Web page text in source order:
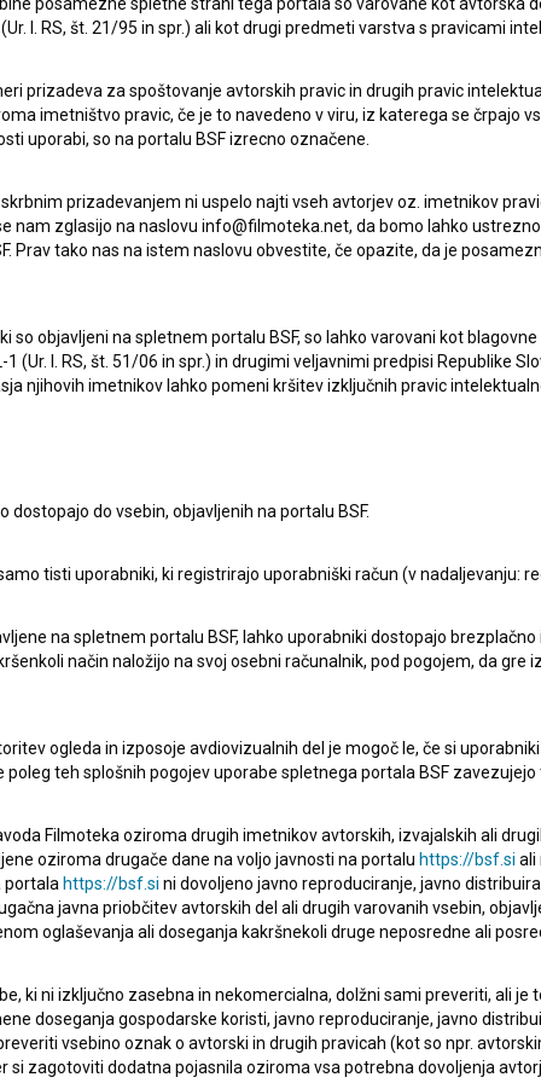
Oglejte si
Hello! (2017)
l. RS, št. 21/95 in spr.) ali kot drugi predmeti varstva s pravicami
prizadeva za spoštovanje avtorskih pravic in drugih pravic
imetništvo pravic, če je to navedeno v viru, iz katerega se črpajo
uporabi, so na portalu BSF izrecno označene.
prizadevanjem ni uspelo najti vseh avtorjev oz. imetnikov
nam zglasijo na naslovu info@filmoteka.net, da bomo lahko
Prav tako nas na istem naslovu obvestite, če opazite, da je
so objavljeni na spletnem portalu BSF, so lahko varovani kot
(Ur. l. RS, št. 51/06 in spr.) in drugimi veljavnimi predpisi Republike
njihovih imetnikov lahko pomeni kršitev izključnih pravic
dostopajo do vsebin, objavljenih na portalu BSF.
tisti uporabniki, ki registrirajo uporabniški račun (v nadaljevanju:
na spletnem portalu BSF, lahko uporabniki dostopajo
način naložijo na svoj osebni računalnik, pod pogojem, da gre
ogleda in izposoje avdiovizualnih del je mogoč le, če si
teh splošnih pogojev uporabe spletnega portala BSF zavezujejo
Filmoteka oziroma drugih imetnikov avtorskih, izvajalskih ali
oziroma drugače dane na voljo javnosti na portalu https://bsf.si ali
portala https://bsf.si ni dovoljeno javno reproduciranje, javno
javna priobčitev avtorskih del ali drugih varovanih vsebin,
oglaševanja ali doseganja kakršnekoli druge neposredne ali
ki ni izključno zasebna in nekomercialna, dolžni sami preveriti, ali je
doseganja gospodarske koristi, javno reproduciranje, javno
vsebino oznak o avtorski in drugih pravicah (kot so npr.
si zagotoviti dodatna pojasnila oziroma vsa potrebna dovoljenja